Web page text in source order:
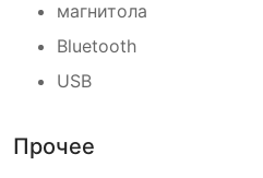
магнитола
Bluetooth
USB
Прочее